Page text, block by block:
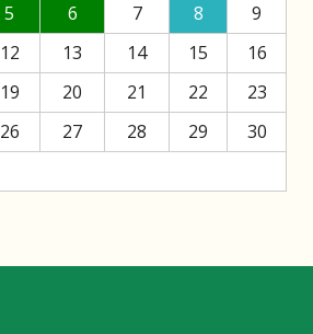
5 6 7 8
9
12 13 14 15
16
19 20 21 22
23
26 27 28 29
30